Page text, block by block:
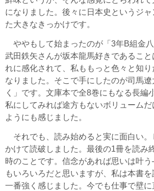
になりました。後々に日本史というジ
た大きなきっかけです。
ややもして始まったのが「3年B組金八
武田鉄矢さんが坂本龍馬好きであるこ
れに感化されて、私ももっと色々と知
なりました。そこで手にしたのが司馬
く」です。文庫本で全8巻にもなる長編
私にしてみれば途方もないボリューム
ようにも感じました。
それでも、読み始めると実に面白い。
かけて読破しました。最後の1冊を読み
時のことです。信念があれば思いは叶
もいろいろだと思いますが、私は本書
一番強く感じました。今でも仕事で壁に